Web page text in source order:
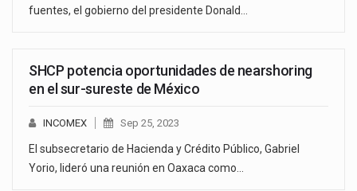
fuentes, el gobierno del presidente Donald…
SHCP potencia oportunidades de nearshoring
en el sur-sureste de México
INCOMEX Sep 25, 2023
El subsecretario de Hacienda y Crédito Público, Gabriel
Yorio, lideró una reunión en Oaxaca como…